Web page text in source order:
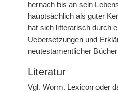
hernach bis an sein
hauptsächlich als guter
hat sich litterarisch durch
Uebersetzungen und
neutestamentlicher
Literatur
Vgl. Worm. Lexicon oder